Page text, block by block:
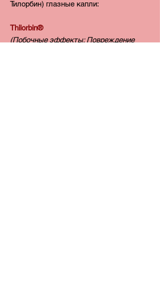
Тилорбин) глазные капли:
Thilorbin®
(Побочные эффекты: Повреждение